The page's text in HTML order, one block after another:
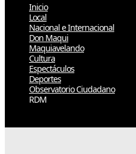
Inicio
Local
Nacional e Internacional
Don Maqui
Maquiavelando
Cultura
Espectáculos
Deportes
Observatorio Ciudadano
RDM